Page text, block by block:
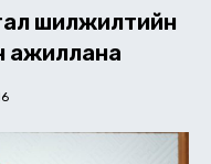
шилжилтийн
ажиллана